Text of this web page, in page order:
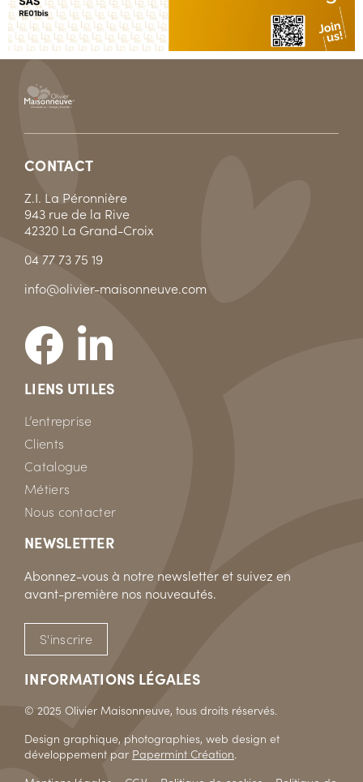
CONTACT
Z.I. La Péronnière
943 rue de la Rive
42320 La Grand-Croix
04 77 73 75 19
info@olivier-maisonneuve.com
LIENS UTILES
L’entreprise
Clients
Catalogue
Métiers
Nous contacter
NEWSLETTER
Abonnez-vous à notre newsletter et suivez en
avant-première nos nouveautés.
S'inscrire
INFORMATIONS LÉGALES
© 2025 Olivier Maisonneuve, tous droits réservés.
Design graphique, photographies, web design et
développement par Papermint Création.